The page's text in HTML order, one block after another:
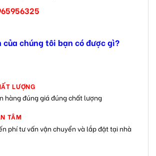
của chúng tôi bạn có được gì?
LƯỢNG
hàng đúng giá đúng chất lượng
TÂM
phí tư vấn vận chuyển và lắp đặt tại nhà